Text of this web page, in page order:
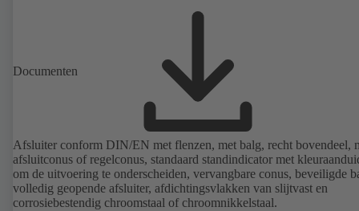
Documenten
Afsluiter conform DIN/EN met flenzen, met balg, recht bovendeel,
afsluitconus of regelconus, standaard standindicator met
om de uitvoering te onderscheiden, vervangbare conus, beveiligde
volledig geopende afsluiter, afdichtingsvlakken van slijtvast en
corrosiebestendig chroomstaal of chroomnikkelstaal.